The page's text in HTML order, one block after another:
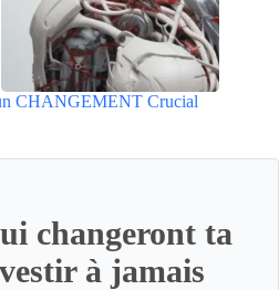
CHANGEMENT Crucial
changeront ta
à jamais